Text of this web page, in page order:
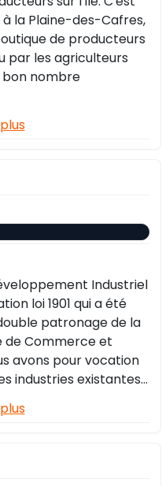
la Plaine-des-Cafres,
par les agriculteurs
bon nombre
Industriel
loi 1901 qui a été
patronage de la
de Commerce et
avons pour vocation
industries existantes
d’atteindre nos